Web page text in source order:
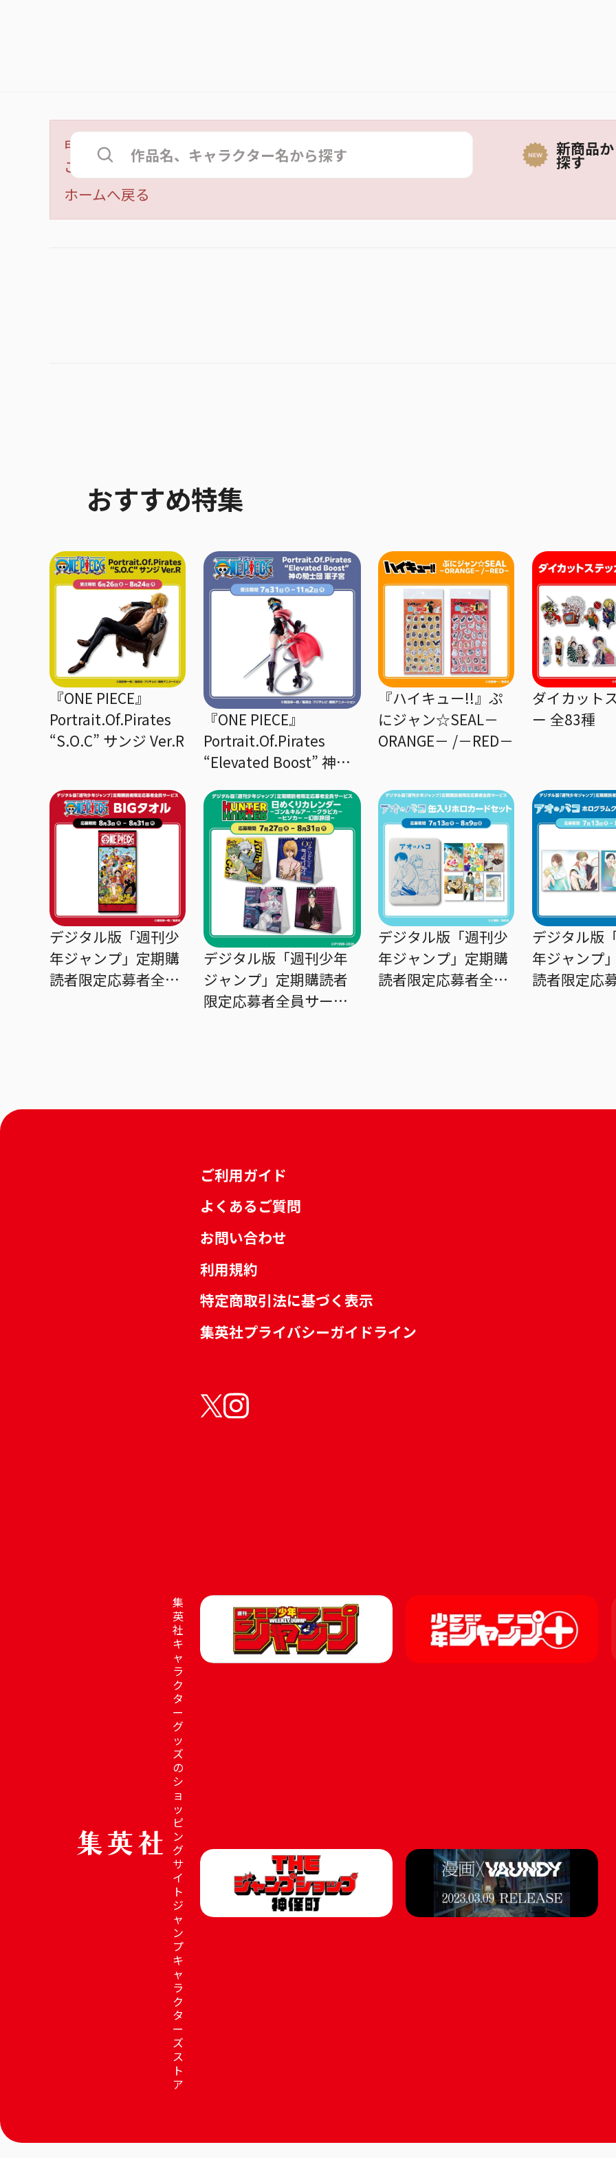
新商品
探す
申し訳ございません。
ご指定の商品は販売終了か、ただ今お取扱いできない商品です。
ホームへ戻る
おすすめ特集
『ONE PIECE』
Portrait.Of.Pirates
“S.O.C” サンジ Ver.R
『ONE PIECE』
Portrait.Of.Pirates
“Elevated Boost” 神の
『ハイキュー!!』ぷ
にジャン☆SEAL－
ORANGE－ /－RED－
ダイカット
ー 全83種
デジタル版「週刊少
年ジャンプ」定期購
読者限定応募者全員
デジタル版「週刊少年
ジャンプ」定期購読者
限定応募者全員サービ
デジタル版「週刊少
年ジャンプ」定期購
読者限定応募者全員
デジタル版
年ジャンプ
読者限定応
ご利用ガイド
よくあるご質問
お問い合わせ
利用規約
特定商取引法に基づく表示
集英社プライバシーガイドライン
集
英
社
キ
ャ
ラ
ク
タ
ー
グ
ッ
ズ
の
シ
ョ
ッ
ピ
ン
グ
サ
イ
ト
ジ
ャ
ン
プ
キ
ャ
ラ
ク
タ
ー
ズ
ス
ト
ア